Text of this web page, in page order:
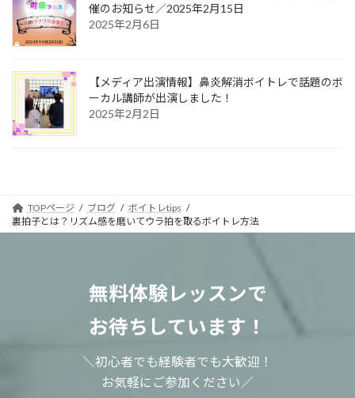
催のお知らせ／2025年2月15日
2025年2月6日
【メディア出演情報】鼻炎解消ボイトレで話題のボ
ーカル講師が出演しました！
2025年2月2日
TOPページ ブログ
ボイトレtips
裏拍子とは？リズム感を磨いてウラ拍を取るボイトレ方法
無料体験レッスンで
お待ちしています！
＼初心者でも経験者でも大歓迎！
お気軽にご参加ください／